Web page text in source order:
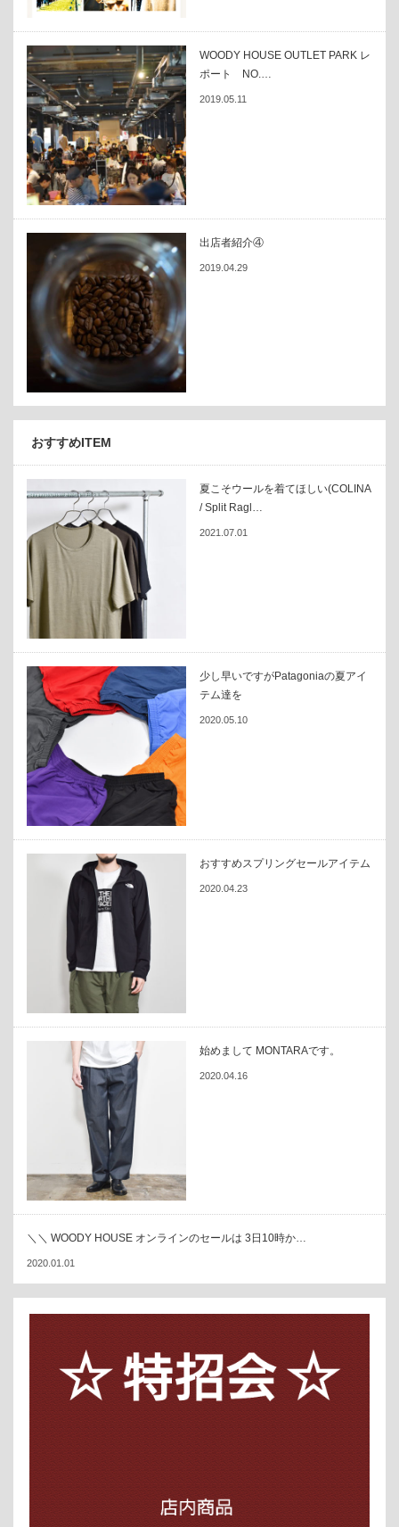
WOODY HOUSE OUTLET PARK レ
ポート NO.…
2019.05.11
出店者紹介④
2019.04.29
おすすめITEM
夏こそウールを着てほしい(COLINA
/ Split Ragl…
2021.07.01
少し早いですがPatagoniaの夏アイ
テム達を
2020.05.10
おすすめスプリングセールアイテム
2020.04.23
始めまして MONTARAです。
2020.04.16
＼＼ WOODY HOUSE オンラインのセールは 3日10時か…
2020.01.01